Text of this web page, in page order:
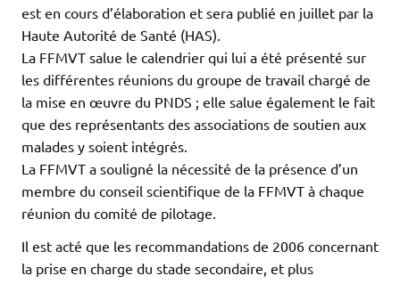
est en cours d’élaboration et sera publié en juillet par la
Haute Autorité de Santé (HAS).
La FFMVT salue le calendrier qui lui a été présenté sur
les différentes réunions du groupe de travail chargé de
la mise en œuvre du PNDS ; elle salue également le fait
que des représentants des associations de soutien aux
malades y soient intégrés.
La FFMVT a souligné la nécessité de la présence d’un
membre du conseil scientifique de la FFMVT à chaque
réunion du comité de pilotage.
Il est acté que les recommandations de 2006 concernant
la prise en charge du stade secondaire, et plus